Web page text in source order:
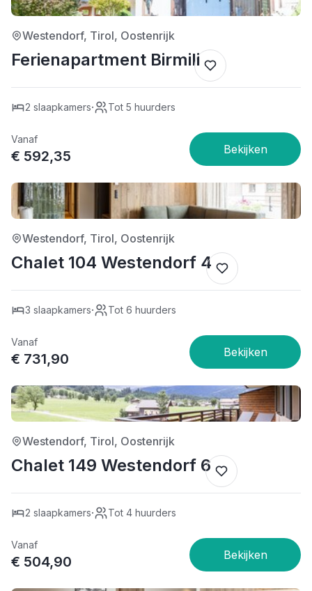
Westendorf, Tirol, Oostenrijk
Ferienapartment Birmili
2 slaapkamers· Tot 5 huurders
Vanaf
€ 592,35
4/5
Westendorf, Tirol, Oostenrijk
Chalet 104 Westendorf 4
3 slaapkamers· Tot 6 huurders
Vanaf
€ 731,90
4/5
Westendorf, Tirol, Oostenrijk
Chalet 149 Westendorf 6
2 slaapkamers· Tot 4 huurders
Vanaf
€ 504,90